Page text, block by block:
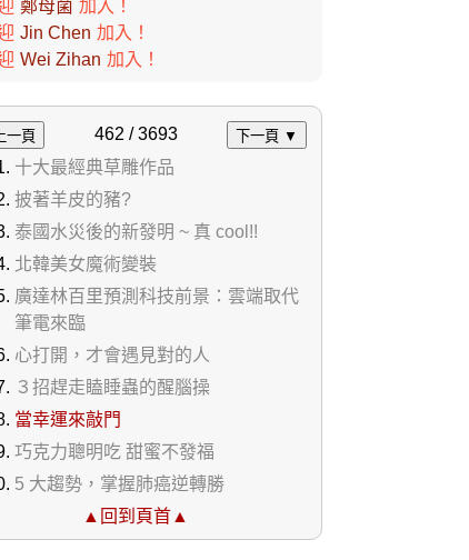
鄭母菌 加入！
Jin Chen 加入！
Wei Zihan 加入！
一頁 462 / 3693 下一頁 ▼
十大最經典草雕作品
披著羊皮的豬?
泰國水災後的新發明 ~ 真 cool!!
北韓美女魔術變裝
廣達林百里預測科技前景：雲端取代
筆電來臨
心打開，才會遇見對的人
３招趕走瞌睡蟲的醒腦操
當幸運來敲門
巧克力聰明吃 甜蜜不發福
5 大趨勢，掌握肺癌逆轉勝
▲回到頁首▲